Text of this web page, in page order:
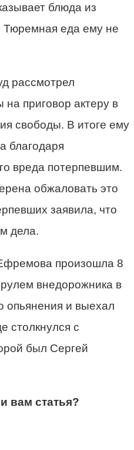
блюда из
Тюремная еда ему не
рассмотрел
приговор актеру в
свободы. В итоге ему
благодаря
вреда потерпевшим.
обжаловать это
заявила, что
дела.
произошла 8
внедорожника в
опьянения и выехал
столкнулся с
был Сергей
вам статья?